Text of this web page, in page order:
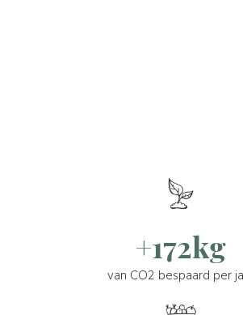
+172kg
van CO2 bespaard per